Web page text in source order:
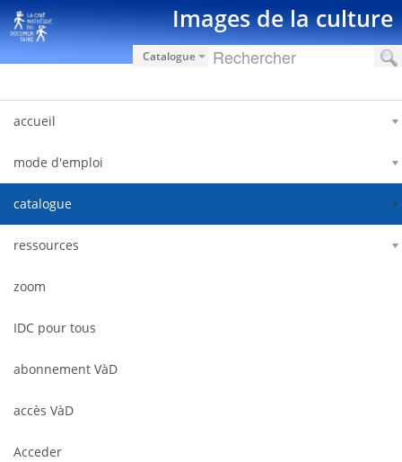
Saltar al contenido Images de la culture
Catalogue
accueil
mode d'emploi
catalogue
ressources
zoom
IDC pour tous
abonnement VàD
accès VàD
Acceder